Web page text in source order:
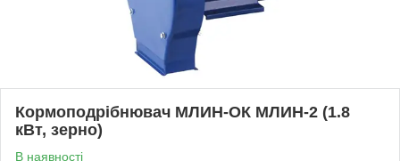
Кормоподрібнювач МЛИН-ОК МЛИН-2 (1.8
кВт, зерно)
В наявності